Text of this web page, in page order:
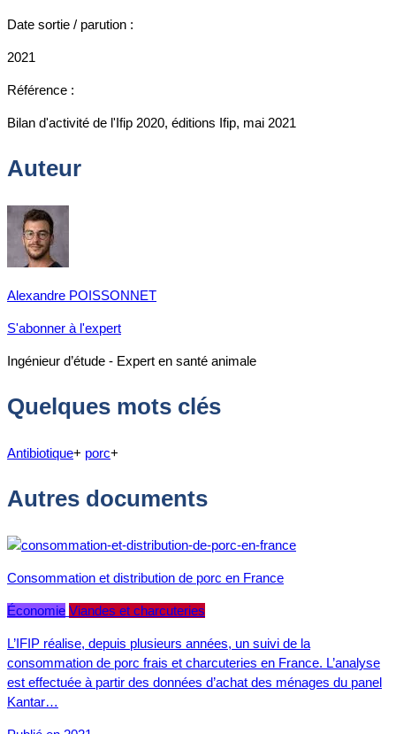
Date sortie / parution :
2021
Référence :
Bilan d'activité de l'Ifip 2020, éditions Ifip, mai 2021
Auteur
Alexandre POISSONNET
S'abonner à l'expert
Ingénieur d’étude - Expert en santé animale
Quelques mots clés
Antibiotique+ porc+
Autres documents
Consommation et distribution de porc en France
Économie Viandes et charcuteries
L’IFIP réalise, depuis plusieurs années, un suivi de la
consommation de porc frais et charcuteries en France. L’analyse
est effectuée à partir des données d’achat des ménages du panel
Kantar…